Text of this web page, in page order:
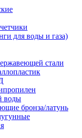
для воды и газа)
стали
воды
бронза/латунь